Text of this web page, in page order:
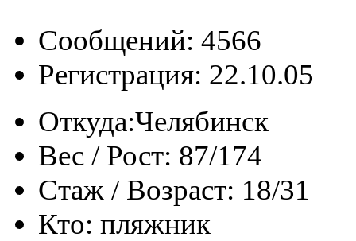
Сообщений: 4566
Регистрация: 22.10.05
Откуда:Челябинск
Вес / Рост: 87/174
Стаж / Возраст: 18/31
Кто: пляжник